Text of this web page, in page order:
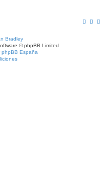
Bradley
© phpBB Limited
phpBB España